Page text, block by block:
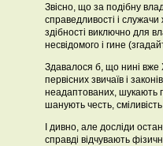
Звісно, що за подібну
справедливості і
здібності виключно для
несвідомого і гине
Здавалося б, що нині вже
первісних звичаїв і
неадаптованих, шукають
шанують честь,
І дивно, але досліди
справді відчувають